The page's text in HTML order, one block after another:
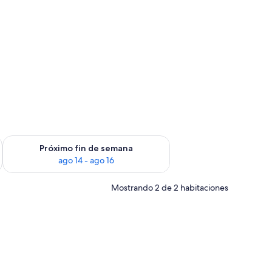
semana ago 7 - ago 9
Próximo fin de semana
ago 14 - ago 16
Consulta la disponibilidad para el próximo fin de semana ago
Mostrando 2 de 2 habitaciones
al fondo con estufa, horno y lavadora.
una mesa de centro y un mueble para televisión.